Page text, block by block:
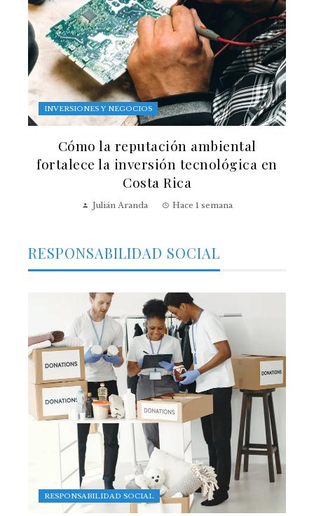
INVERSIONES Y NEGOCIOS
Cómo la reputación ambiental
fortalece la inversión tecnológica en
Costa Rica
Julián Aranda Hace 1 semana
RESPONSABILIDAD SOCIAL
RESPONSABILIDAD SOCIAL